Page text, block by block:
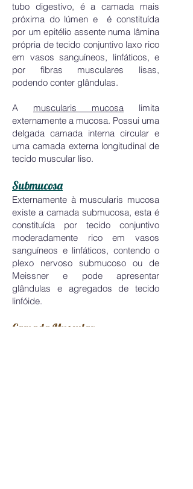
tubo digestivo, é a camada mais
próxima do lúmen e é constituída
por um epitélio assente numa lâmina
própria de tecido conjuntivo laxo rico
em vasos sanguíneos, linfáticos, e
por fibras musculares lisas,
podendo conter glândulas.
A muscularis mucosa limita
externamente a mucosa. Possui uma
delgada camada interna circular e
uma camada externa longitudinal de
tecido muscular liso.
Submucosa
Externamente à muscularis mucosa
existe a camada submucosa, esta é
constituída por tecido conjuntivo
moderadamente rico em vasos
sanguíneos e linfáticos, contendo o
plexo nervoso submucoso ou de
Meissner e pode apresentar
glândulas e agregados de tecido
linfóide.
Camada Muscular